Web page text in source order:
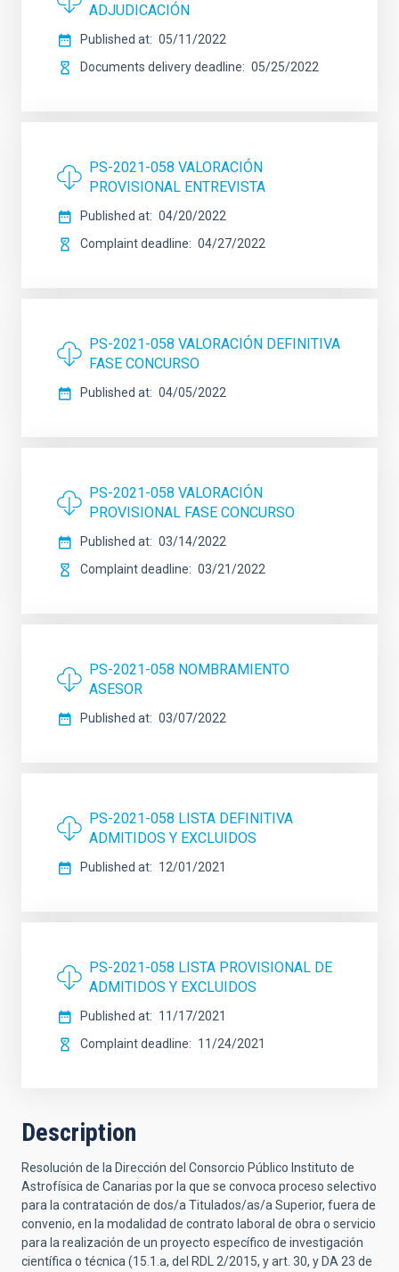
ADJUDICACIÓN
Published at
05/11/2022
Documents delivery deadline
05/25/2022
PS-2021-058 VALORACIÓN
PROVISIONAL ENTREVISTA
Published at
04/20/2022
Complaint deadline
04/27/2022
PS-2021-058 VALORACIÓN DEFINITIVA
FASE CONCURSO
Published at 04/05/2022
PS-2021-058 VALORACIÓN
PROVISIONAL FASE CONCURSO
Published at
03/14/2022
Complaint deadline
03/21/2022
PS-2021-058 NOMBRAMIENTO
ASESOR
Published at 03/07/2022
PS-2021-058 LISTA DEFINITIVA
ADMITIDOS Y EXCLUIDOS
Published at 12/01/2021
PS-2021-058 LISTA PROVISIONAL DE
ADMITIDOS Y EXCLUIDOS
Published at
11/17/2021
Complaint deadline
11/24/2021
Description
Resolución de la Dirección del Consorcio Público Instituto de
Astrofísica de Canarias por la que se convoca proceso selectivo
para la contratación de dos/a Titulados/as/a Superior, fuera de
convenio, en la modalidad de contrato laboral de obra o servicio
para la realización de un proyecto específico de investigación
científica o técnica (15.1.a, del RDL 2/2015, y art. 30, y DA 23 de